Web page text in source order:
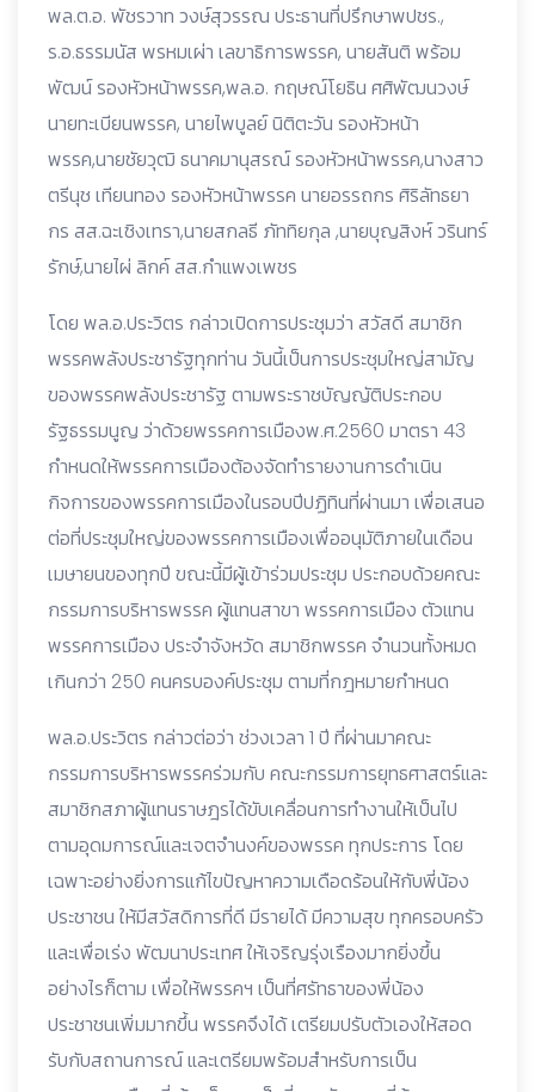
พล.ต.อ. พัชรวาท วงษ์สุวรรณ ประธานที่ปรึกษาพปชร.,
ร.อ.ธรรมนัส พรหมเผ่า เลขาธิการพรรค, นายสันติ พร้อม
พัฒน์ รองหัวหน้าพรรค,พล.อ. กฤษณ์โยธิน ศศิพัฒนวงษ์
นายทะเบียนพรรค, นายไพบูลย์ นิติตะวัน รองหัวหน้า
พรรค,นายชัยวุฒิ ธนาคมานุสรณ์ รองหัวหน้าพรรค,นางสาว
ตรีนุช เทียนทอง รองหัวหน้าพรรค นายอรรถกร ศิริลัทธยา
กร สส.ฉะเชิงเทรา,นายสกลธี ภัททิยกุล ,นายบุญสิงห์ วรินทร์
รักษ์,นายไผ่ ลิกค์ สส.กำแพงเพชร
โดย พล.อ.ประวิตร กล่าวเปิดการประชุมว่า สวัสดี สมาชิก
พรรคพลังประชารัฐทุกท่าน วันนี้เป็นการประชุมใหญ่สามัญ
ของพรรคพลังประชารัฐ ตามพระราชบัญญัติประกอบ
รัฐธรรมนูญ ว่าด้วยพรรคการเมืองพ.ศ.2560 มาตรา 43
กำหนดให้พรรคการเมืองต้องจัดทำรายงานการดำเนิน
กิจการของพรรคการเมืองในรอบปีปฏิทินที่ผ่านมา เพื่อเสนอ
ต่อที่ประชุมใหญ่ของพรรคการเมืองเพื่ออนุมัติภายในเดือน
เมษายนของทุกปี ขณะนี้มีผู้เข้าร่วมประชุม ประกอบด้วยคณะ
กรรมการบริหารพรรค ผู้แทนสาขา พรรคการเมือง ตัวแทน
พรรคการเมือง ประจำจังหวัด สมาชิกพรรค จำนวนทั้งหมด
เกินกว่า 250 คนครบองค์ประชุม ตามที่กฎหมายกำหนด
พล.อ.ประวิตร กล่าวต่อว่า ช่วงเวลา 1 ปี ที่ผ่านมาคณะ
กรรมการบริหารพรรคร่วมกับ คณะกรรมการยุทธศาสตร์และ
สมาชิกสภาผู้แทนราษฎรได้ขับเคลื่อนการทำงานให้เป็นไป
ตามอุดมการณ์และเจตจำนงค์ของพรรค ทุกประการ โดย
เฉพาะอย่างยิ่งการแก้ไขปัญหาความเดือดร้อนให้กับพี่น้อง
ประชาชน ให้มีสวัสดิการที่ดี มีรายได้ มีความสุข ทุกครอบครัว
และเพื่อเร่ง พัฒนาประเทศ ให้เจริญรุ่งเรืองมากยิ่งขึ้น
อย่างไรก็ตาม เพื่อให้พรรคฯ เป็นที่ศรัทธาของพี่น้อง
ประชาชนเพิ่มมากขึ้น พรรคจึงได้ เตรียมปรับตัวเองให้สอด
รับกับสถานการณ์ และเตรียมพร้อมสำหรับการเป็น